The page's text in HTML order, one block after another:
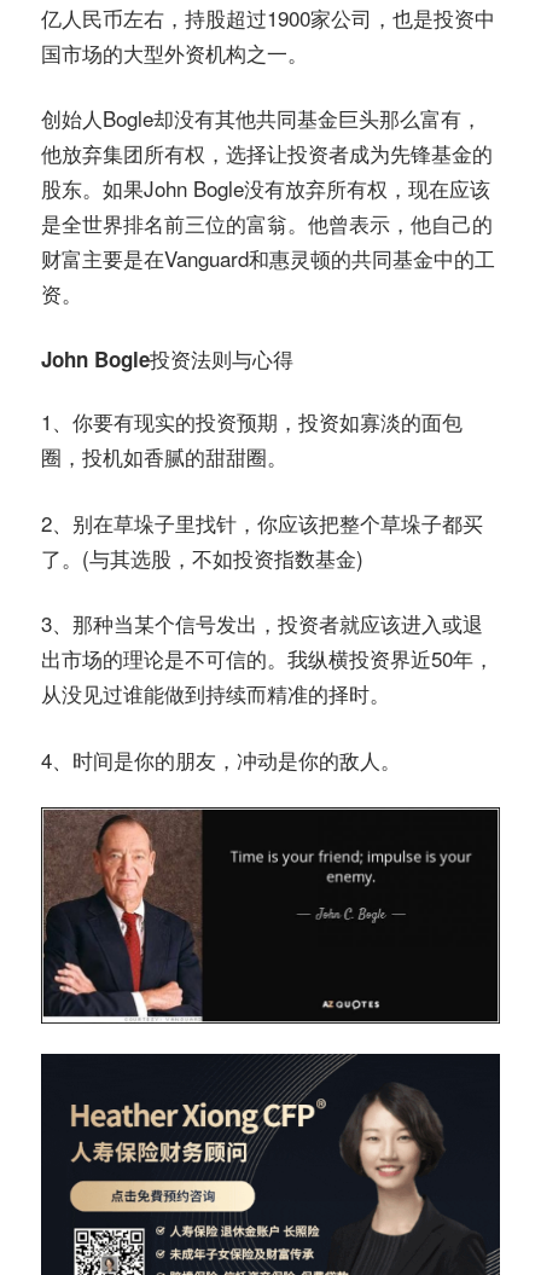
亿人民币左右，持股超过1900家公司，也是投资中
国市场的大型外资机构之一。
创始人Bogle却没有其他共同基金巨头那么富有，
他放弃集团所有权，选择让投资者成为先锋基金的
股东。如果John Bogle没有放弃所有权，现在应该
是全世界排名前三位的富翁。他曾表示，他自己的
财富主要是在Vanguard和惠灵顿的共同基金中的工
资。
John Bogle投资法则与心得
1、你要有现实的投资预期，投资如寡淡的面包
圈，投机如香腻的甜甜圈。
2、别在草垛子里找针，你应该把整个草垛子都买
了。(与其选股，不如投资指数基金)
3、那种当某个信号发出，投资者就应该进入或退
出市场的理论是不可信的。我纵横投资界近50年，
从没见过谁能做到持续而精准的择时。
4、时间是你的朋友，冲动是你的敌人。